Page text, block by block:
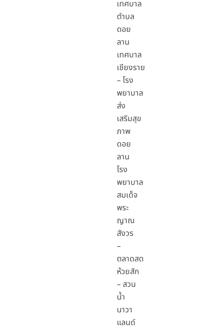
เทศบาล
ตำบล
ดอย
ลาน
เทศบาล
เชียงราย
– โรง
พยาบาล
ส่ง
เสริมสุข
ภาพ
ดอย
ลาน
โรง
พยาบาล
สมเด็จ
พระ
ญาณ
สังวร
–
ตลาดสด
ห้วยสัก
– สวน
น้ำ
นาวา
แลนด์